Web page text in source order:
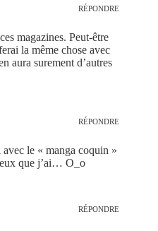
RÉPONDRE
magazines. Peut-être
la même chose avec
aura surement d’autres
RÉPONDRE
le « manga coquin »
que j’ai… O_o
RÉPONDRE